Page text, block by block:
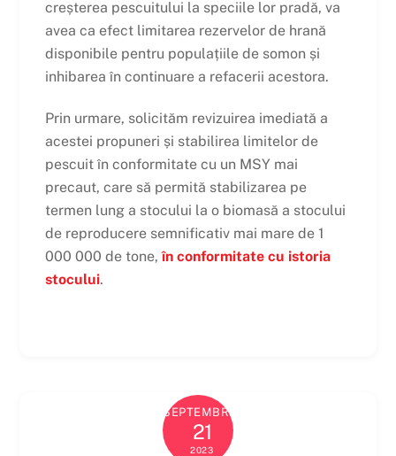
creșterea pescuitului la speciile lor pradă, va
avea ca efect limitarea rezervelor de hrană
disponibile pentru populațiile de somon și
inhibarea în continuare a refacerii acestora.
Prin urmare, solicităm revizuirea imediată a
acestei propuneri și stabilirea limitelor de
pescuit în conformitate cu un MSY mai
precaut, care să permită stabilizarea pe
termen lung a stocului la o biomasă a stocului
de reproducere semnificativ mai mare de 1
000 000 de tone,în conformitate cu istoria
stocului.
SEPTEMBRIE
21
2023